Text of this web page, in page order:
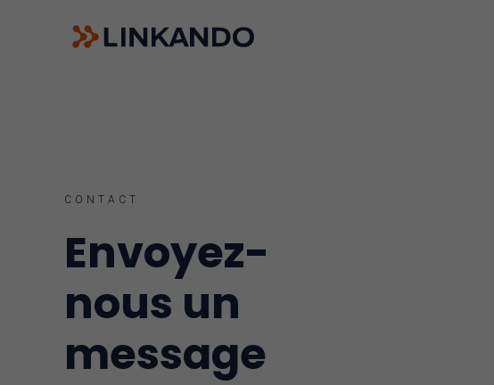
Assistant IA
CONTACT
Envoyez-
nous un
message